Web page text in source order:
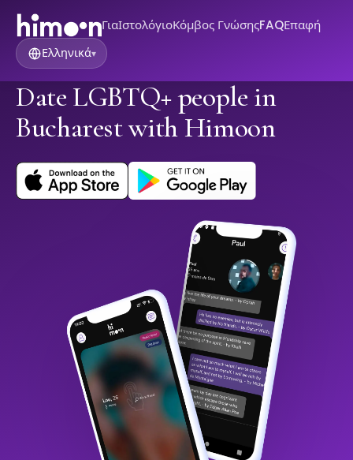
ΓιαΙστολόγιοΚόμβος ΓνώσηςFAQΕπαφή
Ελληνικά▾
Date LGBTQ+ people in
Bucharest with Himoon